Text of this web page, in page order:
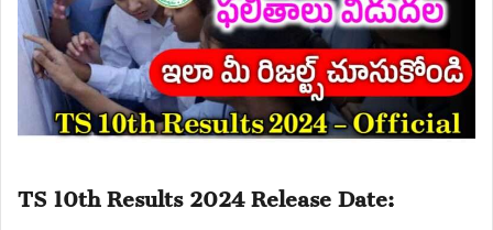
TS 10th Results 2024 Release Date: